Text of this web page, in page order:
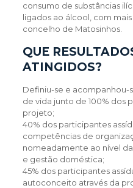
consumo de substâncias
ligados ao álcool, com
concelho de Matosinhos.
QUE
ATINGIDOS?
Definiu-se e
de vida junto de 100% dos
projeto;
40% dos participantes
competências de
nomeadamente ao nível
e gestão doméstica;
45% dos participantes
autoconceito através da